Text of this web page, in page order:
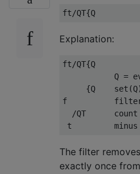
Explanation:
ft/QT{Q
Q =
{Q
f          filter -
/QT
The filter
exactly once